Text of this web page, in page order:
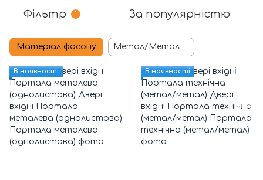
Фільтр 1 За популярністю
Матеріал фасону Метал/Метал
В наявності В наявності